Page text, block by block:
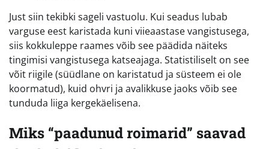
Just siin tekibki sageli vastuolu. Kui seadus lubab
varguse eest karistada kuni viieaastase vangistusega,
siis kokkuleppe raames võib see päädida näiteks
tingimisi vangistusega katseajaga. Statistiliselt on see
võit riigile (süüdlane on karistatud ja süsteem ei ole
koormatud), kuid ohvri ja avalikkuse jaoks võib see
tunduda liiga kergekäelisena.
Miks “paadunud roimarid” saavad